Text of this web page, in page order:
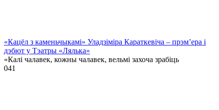
«Кацёл з каменьчыкамі» Уладзіміра Караткевіча – прэм’ера і
дэбют у Тэатры «Лялька»
«Калі чалавек, кожны чалавек, вельмі захоча зрабіць
041